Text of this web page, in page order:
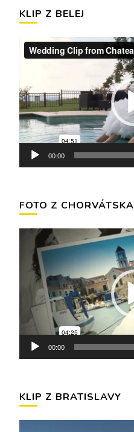
KLIP Z BELEJ
Video
prehrávač
00:00
FOTO Z CHORVÁTSKA
Video
prehrávač
00:00
KLIP Z BRATISLAVY